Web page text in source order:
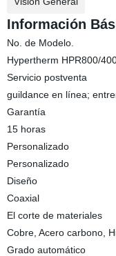
Información
No. de Modelo.
Hypertherm HPR800/
Servicio postventa
guildance en línea;
Garantía
15 horas
Personalizado
Personalizado
Diseño
Coaxial
El corte de materiales
Cobre, Acero carbono,
Grado automático